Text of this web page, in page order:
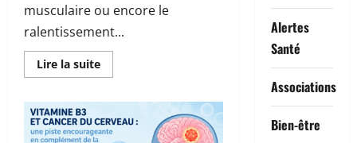
musculaire ou encore le
ralentissement...
Lire la suiteEn
savoir
de
Parkinson
Alertes
Santé
Associations
Bien-être